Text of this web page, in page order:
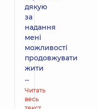
дякую
за
надання
мені
можливості
продовжувати
жити
...
Читать
весь